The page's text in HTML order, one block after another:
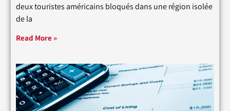
deux touristes américains bloqués dans une région isolée
de la
Read More »